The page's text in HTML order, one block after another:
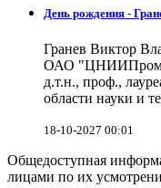
День рождения -
Гранев Виктор
ОАО
д.т.н., проф.,
области науки и
18-10-2027 00:01
Общедоступная
лицами по их